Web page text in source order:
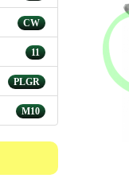
CW
11
PLGR
M10